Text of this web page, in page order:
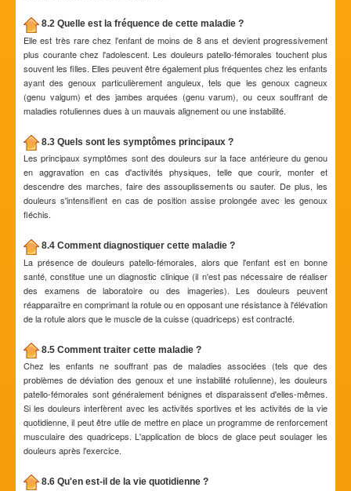
8.2 Quelle est la fréquence de cette maladie ?
Elle est très rare chez l'enfant de moins de 8 ans et devient progressivement
plus courante chez l'adolescent. Les douleurs patello-fémorales touchent plus
souvent les filles. Elles peuvent être également plus fréquentes chez les enfants
ayant des genoux particulièrement anguleux, tels que les genoux cagneux
(genu valgum) et des jambes arquées (genu varum), ou ceux souffrant de
maladies rotuliennes dues à un mauvais alignement ou une instabilité.
8.3 Quels sont les symptômes principaux ?
Les principaux symptômes sont des douleurs sur la face antérieure du genou
en aggravation en cas d'activités physiques, telle que courir, monter et
descendre des marches, faire des assouplissements ou sauter. De plus, les
douleurs s'intensifient en cas de position assise prolongée avec les genoux
fléchis.
8.4 Comment diagnostiquer cette maladie ?
La présence de douleurs patello-fémorales, alors que l'enfant est en bonne
santé, constitue une un diagnostic clinique (il n'est pas nécessaire de réaliser
des examens de laboratoire ou des imageries). Les douleurs peuvent
réapparaître en comprimant la rotule ou en opposant une résistance à l'élévation
de la rotule alors que le muscle de la cuisse (quadriceps) est contracté.
8.5 Comment traiter cette maladie ?
Chez les enfants ne souffrant pas de maladies associées (tels que des
problèmes de déviation des genoux et une instabilité rotulienne), les douleurs
patello-fémorales sont généralement bénignes et disparaissent d'elles-mêmes.
Si les douleurs interfèrent avec les activités sportives et les activités de la vie
quotidienne, il peut être utile de mettre en place un programme de renforcement
musculaire des quadriceps. L'application de blocs de glace peut soulager les
douleurs après l'exercice.
8.6 Qu'en est-il de la vie quotidienne ?